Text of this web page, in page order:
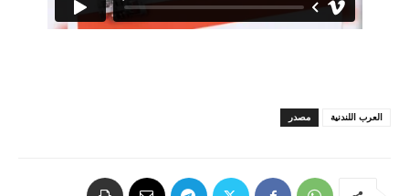
مصدر العرب اللندنية